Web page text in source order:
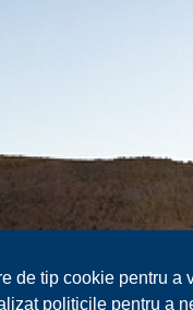
de tip cookie pentru
politicile pentru a